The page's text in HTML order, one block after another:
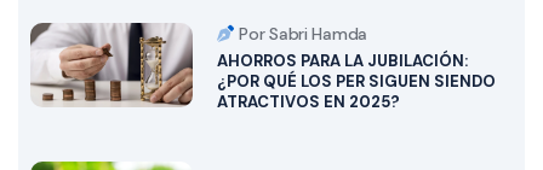
Por Sabri Hamda
AHORROS PARA LA JUBILACIÓN:
¿POR QUÉ LOS PER SIGUEN SIENDO
ATRACTIVOS EN 2025?